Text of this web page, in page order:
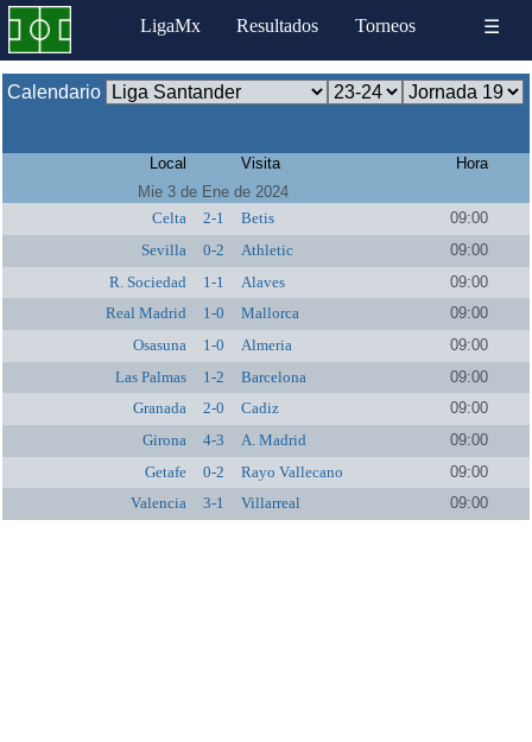
LigaMx Resultados Torneos ☰
Calendario
Local Visita
Hora
Mie 3 de Ene de 2024
Celta
2-1 Betis
09:00
Sevilla
0-2 Athletic
09:00
R. Sociedad
1-1 Alaves
09:00
Real Madrid
1-0 Mallorca
09:00
Osasuna
1-0 Almeria
09:00
Las Palmas
1-2 Barcelona
09:00
Granada
2-0 Cadiz
09:00
Girona
4-3 A. Madrid
09:00
Getafe
0-2 Rayo Vallecano
09:00
Valencia
3-1 Villarreal 09:00